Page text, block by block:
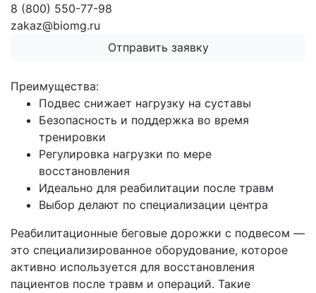
8 (800) 550-77-98
zakaz@biomg.ru
Отправить заявку
Преимущества:
Подвес снижает нагрузку на суставы
Безопасность и поддержка во время
тренировки
Регулировка нагрузки по мере
восстановления
Идеально для реабилитации после травм
Выбор делают по специализации центра
Реабилитационные беговые дорожки с подвесом —
это специализированное оборудование, которое
активно используется для восстановления
пациентов после травм и операций. Такие